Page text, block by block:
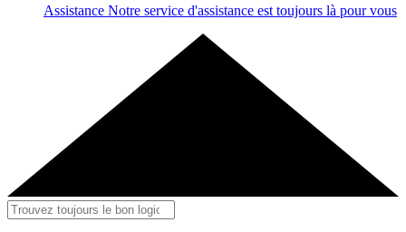
Assistance Notre service d'assistance est toujours là pour vous